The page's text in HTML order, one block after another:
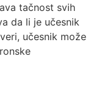
tačnost svih
da li je učesnik
učesnik može